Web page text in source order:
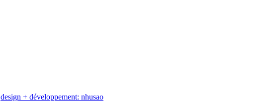
design + développement: nhusao